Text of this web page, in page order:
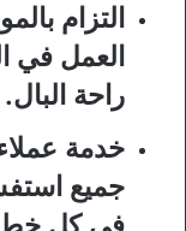
التزام
العمل في
راحة البال.
خدمة
جميع